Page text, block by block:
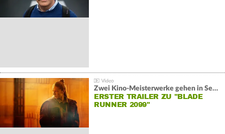
Zwei Kino-Meisterwerke gehen in Serie:
ERSTER TRAILER ZU "BLADE
RUNNER 2099"